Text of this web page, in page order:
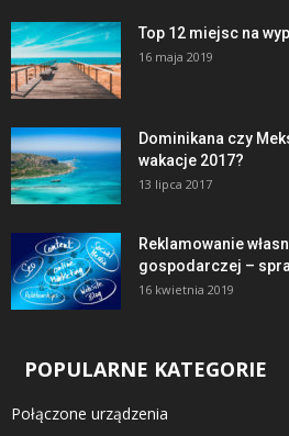
Top 12 miejsc na
16 maja 2019
Dominikana czy
wakacje 2017?
13 lipca 2017
Reklamowanie
gospodarczej –
16 kwietnia 2019
POPULARNE KATEGORIE
Połączone urządzenia